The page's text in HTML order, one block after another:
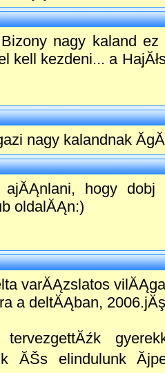
nagy kaland
kell kezdeni... a
nagy kalandnak
ajĂĄnlani, hogy
oldalĂĄn:)
varĂĄzslatos vilĂĄga
a deltĂĄban,
tervezgettĂźk
ĂŠs elindulunk